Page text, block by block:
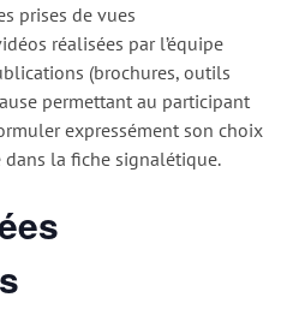
prises de vues
réalisées par l’équipe
(brochures, outils
permettant au participant
expressément son choix
dans la fiche signalétique.